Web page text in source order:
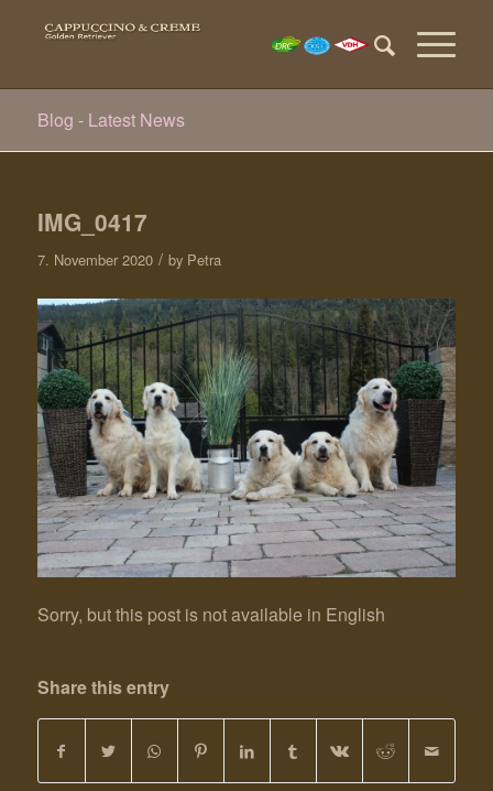
Blog - Latest News
IMG_0417
7. November 2020 / by Petra
Sorry, but this post is not available in English
Share this entry